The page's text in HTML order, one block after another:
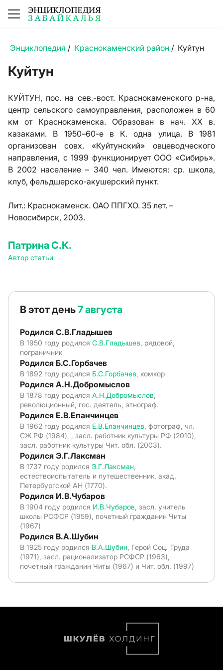
Энциклопедия / Краснокаменский район / Куйтун
Куйтун
КУЙТУН, пос. на сев.-вост. Краснокаменского р-на,
центр сельского самоуправления, расположен в 60
км от Краснокаменска. Образован в нач. XX в.
казаками. В 1950–60-е в К. одна улица. В 1981
организован совх. «Куйтунский» овцеводческого
направления, с 1999 функционирует ООО «Сибирь».
В 2002 население – 340 чел. Имеются: ср. школа,
клуб, фельдшерско-акушерский пункт.
Лит.: Краснокаменск. ОАО ППГХО. 35 лет. –
Новосибирск, 2003.
Патрина С.К.
Автор статьи
В этот день7 августа
Родился С.В.Гладышев
В 1950 году родился С.В.Гладышев , рядовой,
пограничник
Родился Б.С.Горбачев
В 1892 году родился Б.С.Горбачев , комкор
Родился А.Н.Добромыслов
В 1878 году родился А.Н.Добромыслов
революционный, гос. деятель, этнограф.
Родился Е.В.Епанчинцев
В 1962 году родился Е.В.Епанчинцев , фотограф, чл.
СЖ РФ (1984), , засл. работник культуры РФ (2010),
засл. работник культуры Чит. обл. (2003).
Родился Э.Г.Лаксман
В 1737 году родился Э.Г.Лаксман
естествоиспытатель и путешественник, акад.
Петербургской АН (1770).
Родился И.В.Чубаров
В 1904 году родился И.В.Чубаров , засл. учитель
школы РСФСР (1959), почетный гражданин Читы
(1967)
Родился В.А.Шубин
В 1925 году родился В.А.Шубин , Герой Соц. Труда
(1971), засл. рационализатор РСФСР (1963),
почетный гражданин Читы (1967) и Чит. обл. (1997)